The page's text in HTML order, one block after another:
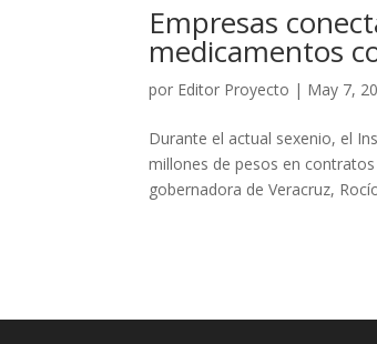
Empresas
medicamentos
por Editor Proyecto | May 7,
Durante el actual sexenio, el
millones de pesos en
gobernadora de Veracruz,